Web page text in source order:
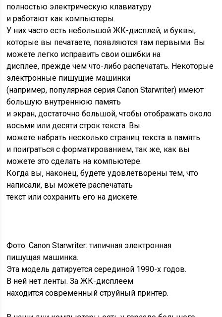
полностью электрическую клавиатуру
и работают как компьютеры.
У них часто есть небольшой ЖК-дисплей, и буквы,
которые вы печатаете, появляются там первыми. Вы
можете легко исправить свои ошибки на
дисплее, прежде чем что-либо распечатать. Некоторые
электронные пишущие машинки
(например, популярная серия Canon Starwriter) имеют
большую внутреннюю память
и экран, достаточно большой, чтобы отображать около
восьми или десяти строк текста. Вы
можете набрать несколько страниц текста в память
и поиграться с форматированием, так же, как вы
можете это сделать на компьютере.
Когда вы, наконец, будете удовлетворены тем, что
написали, вы можете распечатать
текст или сохранить его на дискете.
Фото: Canon Starwriter: типичная электронная
пишущая машинка.
Эта модель датируется серединой 1990-х годов.
В ней нет ленты. За ЖК-дисплеем
находится современный струйный принтер.